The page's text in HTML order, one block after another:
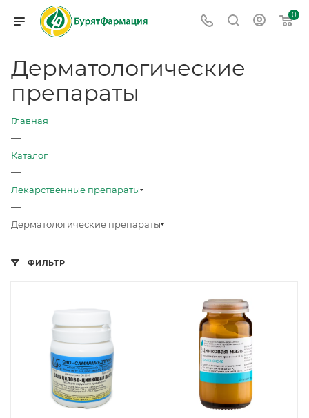
0
Дерматологические
препараты
Главная
—
Каталог
—
Лекарственные препараты
—
Дерматологические препараты
ФИЛЬТР